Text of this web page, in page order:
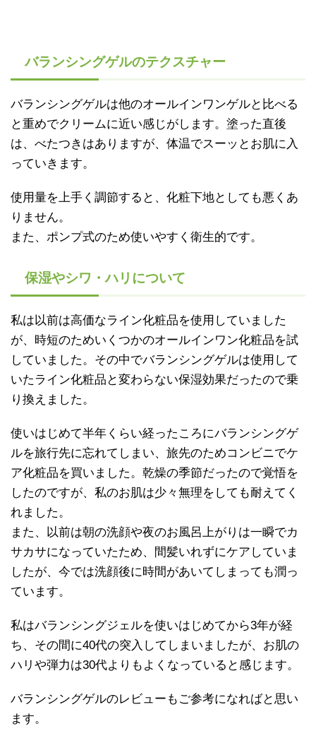
バランシングゲルのテクスチャー
バランシングゲルは他のオールインワンゲルと比べる
と重めでクリームに近い感じがします。塗った直後
は、べたつきはありますが、体温でスーッとお肌に入
っていきます。
使用量を上手く調節すると、化粧下地としても悪くあ
りません。
また、ポンプ式のため使いやすく衛生的です。
保湿やシワ・ハリについて
私は以前は高価なライン化粧品を使用していました
が、時短のためいくつかのオールインワン化粧品を試
していました。その中でバランシングゲルは使用して
いたライン化粧品と変わらない保湿効果だったので乗
り換えました。
使いはじめて半年くらい経ったころにバランシングゲ
ルを旅行先に忘れてしまい、旅先のためコンビニでケ
ア化粧品を買いました。乾燥の季節だったので覚悟を
したのですが、私のお肌は少々無理をしても耐えてく
れました。
また、以前は朝の洗顔や夜のお風呂上がりは一瞬でカ
サカサになっていたため、間髪いれずにケアしていま
したが、今では洗顔後に時間があいてしまっても潤っ
ています。
私はバランシングジェルを使いはじめてから3年が経
ち、その間に40代の突入してしまいましたが、お肌の
ハリや弾力は30代よりもよくなっていると感じます。
バランシングゲルのレビューもご参考になればと思い
ます。